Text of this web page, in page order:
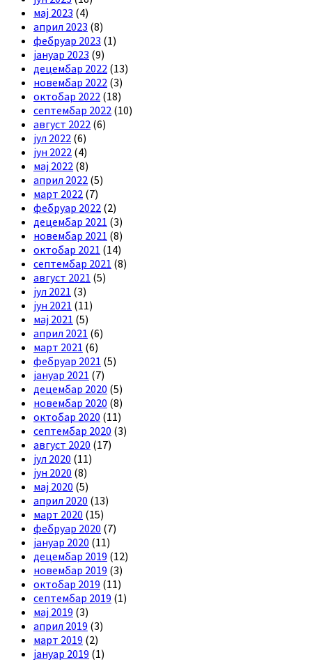
мај 2023 (4)
април 2023 (8)
фебруар 2023 (1)
јануар 2023 (9)
децембар 2022 (13)
новембар 2022 (3)
октобар 2022 (18)
септембар 2022 (10)
август 2022 (6)
јул 2022 (6)
јун 2022 (4)
мај 2022 (8)
април 2022 (5)
март 2022 (7)
фебруар 2022 (2)
децембар 2021 (3)
новембар 2021 (8)
октобар 2021 (14)
септембар 2021 (8)
август 2021 (5)
јул 2021 (3)
јун 2021 (11)
мај 2021 (5)
април 2021 (6)
март 2021 (6)
фебруар 2021 (5)
јануар 2021 (7)
децембар 2020 (5)
новембар 2020 (8)
октобар 2020 (11)
септембар 2020 (3)
август 2020 (17)
јул 2020 (11)
јун 2020 (8)
мај 2020 (5)
април 2020 (13)
март 2020 (15)
фебруар 2020 (7)
јануар 2020 (11)
децембар 2019 (12)
новембар 2019 (3)
октобар 2019 (11)
септембар 2019 (1)
мај 2019 (3)
април 2019 (3)
март 2019 (2)
јануар 2019 (1)